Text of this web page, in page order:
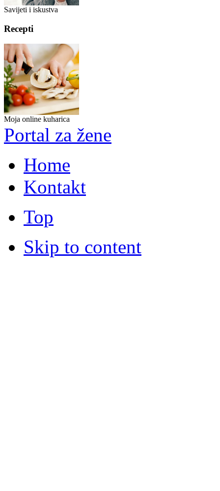
Savijeti i iskustva
Recepti
Moja online kuharica
Portal za žene
Home
Kontakt
Top
Skip to content